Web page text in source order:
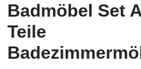
Badmöbel Set
Teile